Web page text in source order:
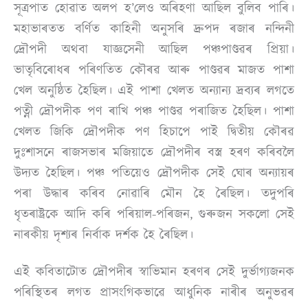
সূত্ৰপাত হোৱাত অলপ হ’লেও অৰিহণা আছিল বুলিব পাৰি।
মহাভাৰতত বৰ্ণিত কাহিনী অনুসৰি দ্ৰুপদ ৰজাৰ নন্দিনী
দ্ৰৌপদী অথবা যাজ্ঞসেনী আছিল পঞ্চপাণ্ডৱৰ প্ৰিয়া।
ভাতৃবিৰোধৰ পৰিণতিত কৌৰৱ আৰু পাণ্ডৱৰ মাজত পাশা
খেল অনুষ্ঠিত হৈছিল। এই পাশা খেলত অন্যান্য দ্ৰব্যৰ লগতে
পত্নী দ্ৰৌপদীক পণ ৰাখি পঞ্চ পাণ্ডৱ পৰাজিত হৈছিল। পাশা
খেলত জিকি দ্ৰৌপদীক পণ হিচাপে পাই দ্বিতীয় কৌৰৱ
দুঃশাসনে ৰাজসভাৰ মজিয়াতে দ্ৰৌপদীৰ বস্ত্ৰ হৰণ কৰিবলৈ
উদ্যত হৈছিল। পঞ্চ পতিয়েও দ্ৰৌপদীক সেই ঘোৰ অন্যায়ৰ
পৰা উদ্ধাৰ কৰিব নোৱাৰি মৌন হৈ ৰৈছিল। তদুপৰি
ধৃতৰাষ্ট্ৰকে আদি কৰি পৰিয়াল-পৰিজন, গুৰুজন সকলো সেই
নাৰকীয় দৃশ্যৰ নিৰ্বাক দৰ্শক হৈ ৰৈছিল।
এই কবিতাটোত দ্ৰৌপদীৰ স্বাভিমান হৰণৰ সেই দুৰ্ভাগ্যজনক
পৰিস্থিতৰ লগত প্ৰাসংগিকভাৱে আধুনিক নাৰীৰ অনুভৱৰ